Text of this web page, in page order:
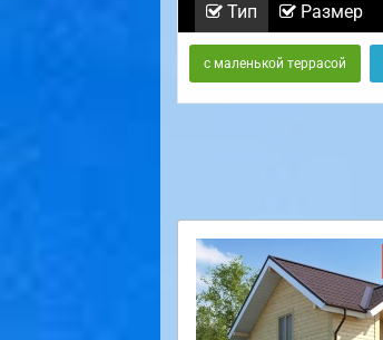
Тип Размер
с маленькой террасой